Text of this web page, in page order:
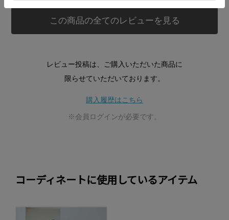
この商品の全てのレビューを見る
レビュー投稿は、ご購入いただいた商品に
限らせていただいております。
購入履歴はこちら
※会員ログインが必要です。
コーディネートに使用しているアイテム